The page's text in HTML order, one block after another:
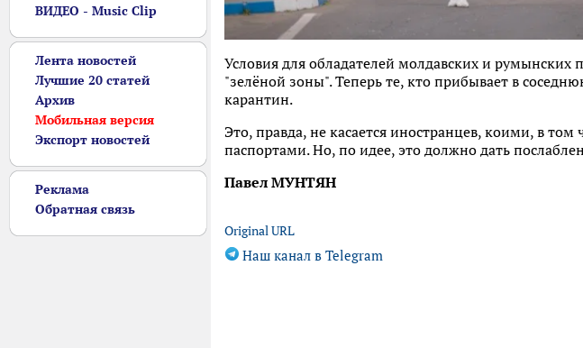
ВИДЕО - Music Clip
Лента новостей
Лучшие 20 статей
Архив
Мобильная версия
Экспорт новостей
Реклама
Обратная связь
Условия для обладателей молдавских и румынских
"зелёной зоны". Теперь те, кто прибывает в
карантин.
Это, правда, не касается иностранцев, коими, в
паспортами. Но, по идее, это должно дать
Павел МУНТЯН
Original URL
Наш канал в Telegram